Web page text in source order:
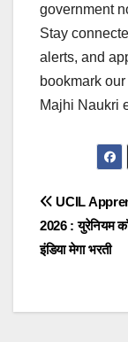
government
Stay
alerts, and
bookmark
Majhi Naukri
Post
UCIL
2026 : युरेनियम
इंडिया मेगा भरती